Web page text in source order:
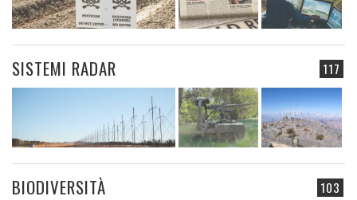
117
SISTEMI RADAR
103
BIODIVERSITÀ